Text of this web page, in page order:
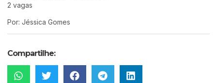
2 vagas
Por: Jéssica Gomes
Compartilhe: